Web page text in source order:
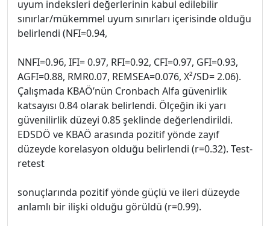
uyum indeksleri değerlerinin kabul edilebilir
sınırlar/mükemmel uyum sınırları içerisinde olduğu
belirlendi (NFI=0.94,
NNFI=0.96, IFI= 0.97, RFI=0.92, CFI=0.97, GFI=0.93,
AGFI=0.88, RMR0.07, REMSEA=0.076, X²/SD= 2.06).
Çalışmada KBAÖ’nün Cronbach Alfa güvenirlik
katsayısı 0.84 olarak belirlendi. Ölçeğin iki yarı
güvenilirlik düzeyi 0.85 şeklinde değerlendirildi.
EDSDÖ ve KBAÖ arasında pozitif yönde zayıf
düzeyde korelasyon olduğu belirlendi (r=0.32). Test-
retest
sonuçlarında pozitif yönde güçlü ve ileri düzeyde
anlamlı bir ilişki olduğu görüldü (r=0.99).